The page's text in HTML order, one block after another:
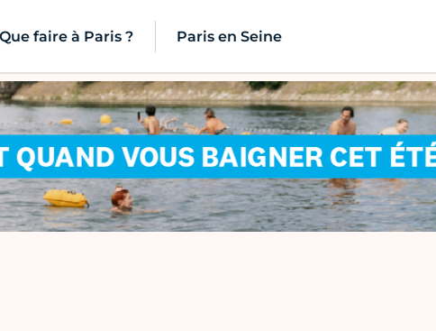
Que faire à Paris ? Paris en Seine